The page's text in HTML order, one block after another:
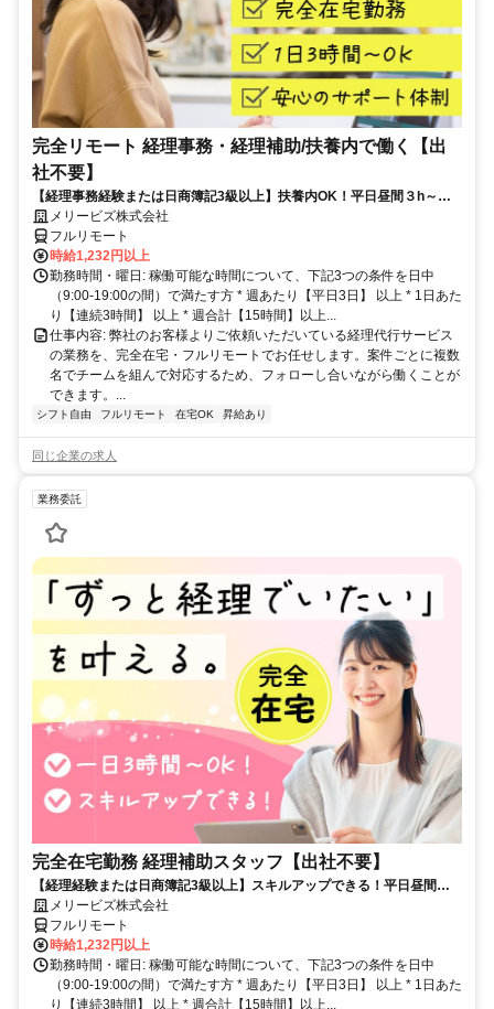
完全リモート 経理事務・経理補助/扶養内で働く【出
社不要】
【経理事務経験または日商簿記3級以上】扶養内OK！平日昼間３h～。
完全在宅で育児・介護中の方も大歓迎♪
メリービズ株式会社
フルリモート
時給1,232円以上
勤務時間・曜日: 稼働可能な時間について、下記3つの条件を日中
（9:00-19:00の間）で満たす方 * 週あたり【平日3日】 以上 * 1日あた
り【連続3時間】 以上 * 週合計【15時間】以上...
仕事内容: 弊社のお客様よりご依頼いただいている経理代行サービス
の業務を、完全在宅・フルリモートでお任せします。案件ごとに複数
名でチームを組んで対応するため、フォローし合いながら働くことが
できます。...
シフト自由 フルリモート 在宅OK 昇給あり
同じ企業の求人
業務委託
完全在宅勤務 経理補助スタッフ【出社不要】
【経理経験または日商簿記3級以上】スキルアップできる！平日昼間３h
～。完全在宅で育児・介護中の方も大歓迎♪
メリービズ株式会社
フルリモート
時給1,232円以上
勤務時間・曜日: 稼働可能な時間について、下記3つの条件を日中
（9:00-19:00の間）で満たす方 * 週あたり【平日3日】 以上 * 1日あた
り【連続3時間】 以上 * 週合計【15時間】以上...